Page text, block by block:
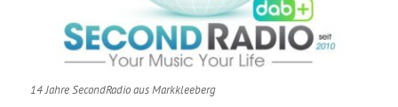
14 Jahre SecondRadio aus Markkleeberg